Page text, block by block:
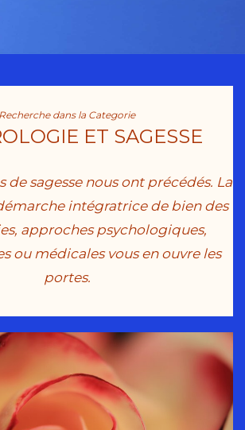
Recherche dans la Categorie
ET SAGESSE
de sagesse nous ont précédés. La
intégratrice de bien des
approches psychologiques,
ou médicales vous en ouvre les
portes.